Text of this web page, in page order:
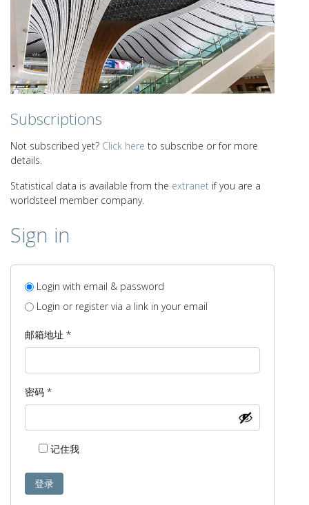
Subscriptions
Not subscribed yet? Click here to subscribe or for more
details.
Statistical data is available from the extranet if you are a
worldsteel member company.
Sign in
Login with email & password
Login or register via a link in your email
邮箱地址 *必
填
密码 *必
填
记住我
登录